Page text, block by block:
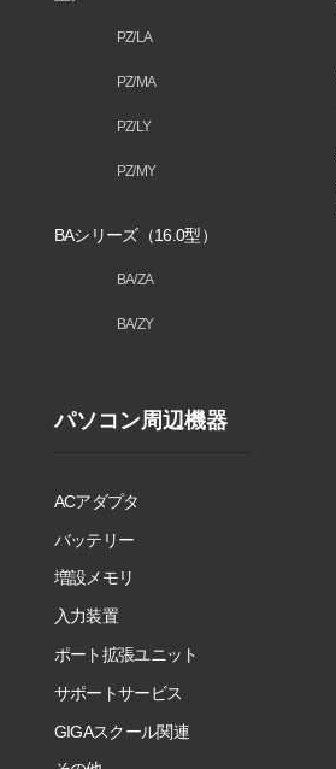
PZ/LA
PZ/MA
PZ/LY
PZ/MY
BAシリーズ（16.0型）
BA/ZA
BA/ZY
パソコン周辺機器
ACアダプタ
バッテリー
増設メモリ
入力装置
ポート拡張ユニット
サポートサービス
GIGAスクール関連